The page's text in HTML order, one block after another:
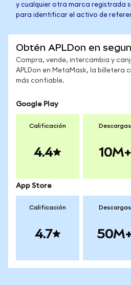
y cualquier otra marca registrada
para identificar el activo de
Obtén APLDon en
Compra, vende, intercambia y
APLDon en MetaMask, la billetera
más confiable.
Google Play
Calificación
4.4
Descargas
10M+
App Store
Calificación
4.7
Descargas